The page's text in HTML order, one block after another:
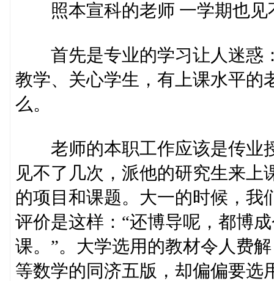
照本宣科的老师 一学期也见
首先是专业的学习让人迷惑
教学、关心学生，有上课水平的
么。
老师的本职工作应该是传业
见不了几次，派他的研究生来
的项目和课题。大一的时候，我
评价是这样：“还博导呢，都博
课。”。大学选用的教材令人费
等数学的同济五版，却偏偏要选